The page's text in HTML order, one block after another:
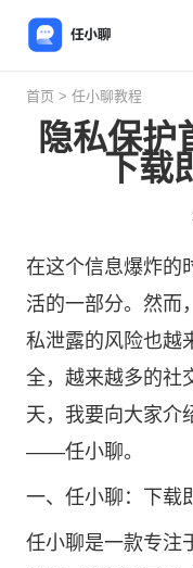
首页 > 任小聊教程
隐私保护
下载
在这个信息爆炸的
活的一部分。然而
私泄露的风险也越
全，越来越多的社
天，我要向大家介
——任小聊。
一、任小聊：下载
任小聊是一款专注